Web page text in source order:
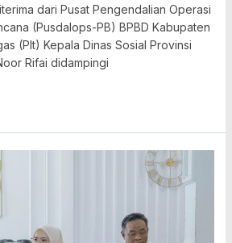
dari Pusat Pengendalian Operasi
(Pusdalops-PB) BPBD Kabupaten
(Plt) Kepala Dinas Sosial Provinsi
Rifai didampingi